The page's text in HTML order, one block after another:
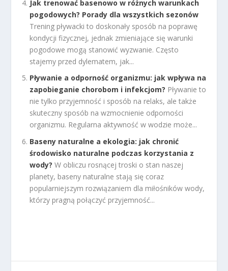
Jak trenować basenowo w różnych warunkach
pogodowych? Porady dla wszystkich sezonów
Trening pływacki to doskonały sposób na poprawę
kondycji fizycznej, jednak zmieniające się warunki
pogodowe mogą stanowić wyzwanie. Często
stajemy przed dylematem, jak...
Pływanie a odporność organizmu: jak wpływa na
zapobieganie chorobom i infekcjom? Pływanie to
nie tylko przyjemność i sposób na relaks, ale także
skuteczny sposób na wzmocnienie odporności
organizmu. Regularna aktywność w wodzie może...
Baseny naturalne a ekologia: jak chronić
środowisko naturalne podczas korzystania z
wody? W obliczu rosnącej troski o stan naszej
planety, baseny naturalne stają się coraz
popularniejszym rozwiązaniem dla miłośników wody,
którzy pragną połączyć przyjemność...